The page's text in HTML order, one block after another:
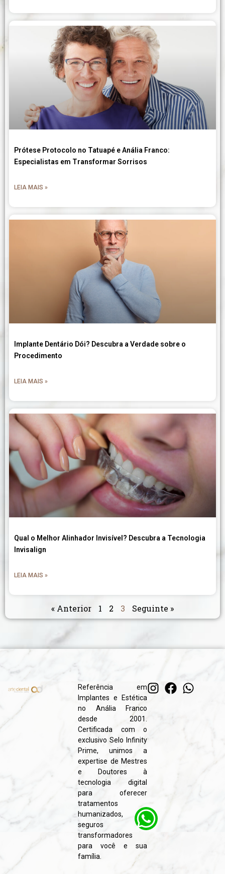
Prótese Protocolo no Tatuapé e Anália Franco:
Especialistas em Transformar Sorrisos
LEIA MAIS »
Implante Dentário Dói? Descubra a Verdade sobre o
Procedimento
LEIA MAIS »
Qual o Melhor Alinhador Invisível? Descubra a Tecnologia
Invisalign
LEIA MAIS »
« Anterior 1 2 3 Seguinte »
Referência em
Implantes e Estética
no Anália Franco
desde 2001.
Certificada com o
exclusivo Selo Infinity
Prime, unimos a
expertise de Mestres
e Doutores à
tecnologia digital
para oferecer
tratamentos
humanizados,
seguros e
transformadores
para você e sua
família.